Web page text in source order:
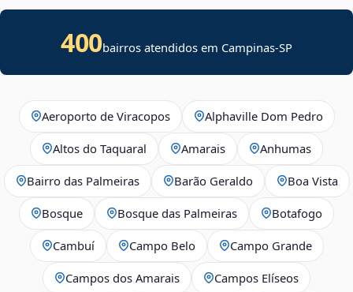
400bairros atendidos em Campinas-SP
Aeroporto de Viracopos Alphaville Dom Pedro
Altos do Taquaral Amarais Anhumas
Bairro das Palmeiras Barão Geraldo Boa Vista
Bosque Bosque das Palmeiras Botafogo
Cambuí Campo Belo Campo Grande
Campos dos Amarais Campos Elíseos